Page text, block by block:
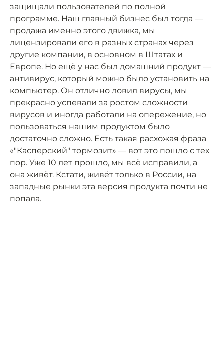
защищали пользователей по полной
программе. Наш главный бизнес был тогда —
продажа именно этого движка, мы
лицензировали его в разных странах через
другие компании, в основном в Штатах и
Европе. Но ещё у нас был домашний продукт —
антивирус, который можно было установить на
компьютер. Он отлично ловил вирусы, мы
прекрасно успевали за ростом сложности
вирусов и иногда работали на опережение, но
пользоваться нашим продуктом было
достаточно сложно. Есть такая расхожая фраза
«"Касперский" тормозит» — вот это пошло с тех
пор. Уже 10 лет прошло, мы всё исправили, а
она живёт. Кстати, живёт только в России, на
западные рынки эта версия продукта почти не
попала.